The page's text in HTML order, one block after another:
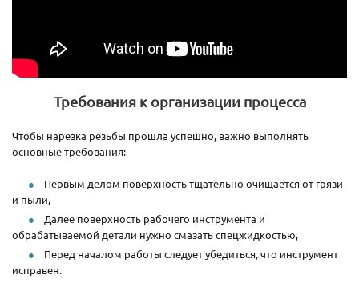
Требования к организации процесса
Чтобы нарезка резьбы прошла успешно, важно выполнять
основные требования:
Первым делом поверхность тщательно очищается от грязи
и пыли,
Далее поверхность рабочего инструмента и
обрабатываемой детали нужно смазать спецжидкостью,
Перед началом работы следует убедиться, что инструмент
исправен.